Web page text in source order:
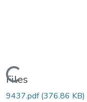
Loading...
Files
9437.pdf(376.86 KB)